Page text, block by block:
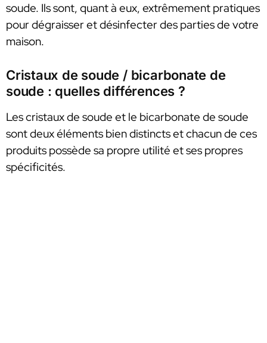
soude. Ils sont, quant à eux, extrêmement pratiques
pour dégraisser et désinfecter des parties de votre
maison.
Cristaux de soude / bicarbonate de
soude : quelles différences ?
Les cristaux de soude et le bicarbonate de soude
sont deux éléments bien distincts et chacun de ces
produits possède sa propre utilité et ses propres
spécificités.